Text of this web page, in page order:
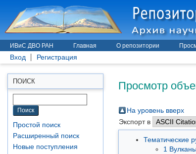
ИВиС ДВО РАН Главная О репозитории
Вход Регистрация
ПОИСК
Простой поиск
Расширенный поиск
Новые поступления
Просмотр
На уровень вверх
Экспорт в
Тематические
1